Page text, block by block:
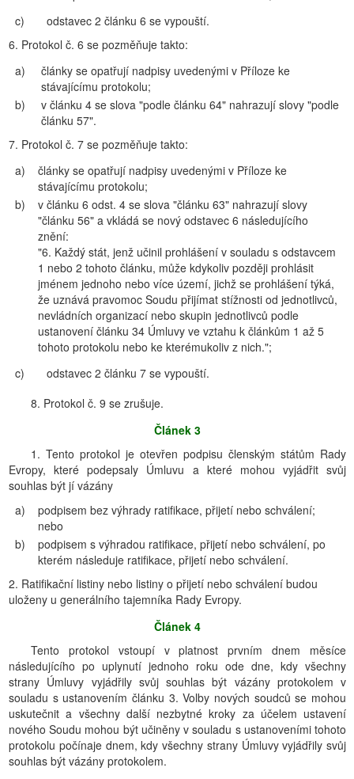
c)
odstavec 2 článku 6 se vypouští.
6. Protokol č. 6 se pozměňuje takto:
a)
články se opatřují nadpisy uvedenými v Příloze ke
stávajícímu protokolu;
b)
v článku 4 se slova "podle článku 64" nahrazují slovy "podle
článku 57".
7. Protokol č. 7 se pozměňuje takto:
a)
články se opatřují nadpisy uvedenými v Příloze ke
stávajícímu protokolu;
b)
v článku 6 odst. 4 se slova "článku 63" nahrazují slovy
"článku 56" a vkládá se nový odstavec 6 následujícího
znění:
"6. Každý stát, jenž učinil prohlášení v souladu s odstavcem
1 nebo 2 tohoto článku, může kdykoliv později prohlásit
jménem jednoho nebo více území, jichž se prohlášení týká,
že uznává pravomoc Soudu přijímat stížnosti od jednotlivců,
nevládních organizací nebo skupin jednotlivců podle
ustanovení článku 34 Úmluvy ve vztahu k článkům 1 až 5
tohoto protokolu nebo ke kterémukoliv z nich.";
c)
odstavec 2 článku 7 se vypouští.
8. Protokol č. 9 se zrušuje.
Článek 3
1. Tento protokol je otevřen podpisu členským státům Rady
Evropy, které podepsaly Úmluvu a které mohou vyjádřit svůj
souhlas být jí vázány
a)
podpisem bez výhrady ratifikace, přijetí nebo schválení;
nebo
b)
podpisem s výhradou ratifikace, přijetí nebo schválení, po
kterém následuje ratifikace, přijetí nebo schválení.
2. Ratifikační listiny nebo listiny o přijetí nebo schválení budou
uloženy u generálního tajemníka Rady Evropy.
Článek 4
Tento protokol vstoupí v platnost prvním dnem měsíce
následujícího po uplynutí jednoho roku ode dne, kdy všechny
strany Úmluvy vyjádřily svůj souhlas být vázány protokolem v
souladu s ustanovením článku 3. Volby nových soudců se mohou
uskutečnit a všechny další nezbytné kroky za účelem ustavení
nového Soudu mohou být učiněny v souladu s ustanoveními tohoto
protokolu počínaje dnem, kdy všechny strany Úmluvy vyjádřily svůj
souhlas být vázány protokolem.